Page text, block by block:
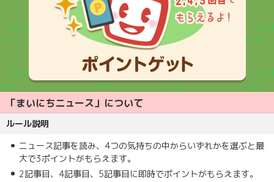
「まいにちニュース」について
ルール説明
ニュース記事を読み、4つの気持ちの中からいずれかを選ぶと最
大で3ポイントがもらえます。
2記事目、4記事目、5記事目に即時でポイントがもらえます。